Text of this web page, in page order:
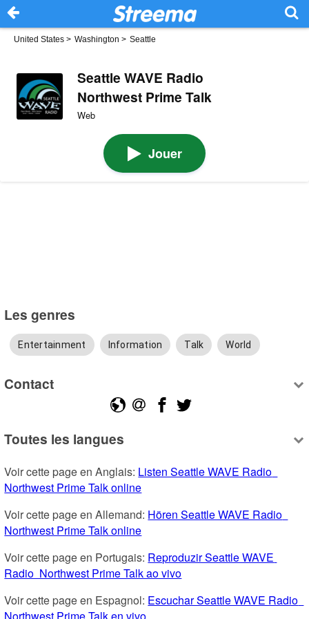
United States > Washington > Seattle
Seattle WAVE Radio
Northwest Prime Talk
Web
Jouer
Les genres
Entertainment Information Talk World
Contact
Toutes les langues
Voir cette page en Anglais: Listen Seattle WAVE Radio
Northwest Prime Talk online
Voir cette page en Allemand: Hören Seattle WAVE Radio
Northwest Prime Talk online
Voir cette page en Portugais: Reproduzir Seattle WAVE
Radio  Northwest Prime Talk ao vivo
Voir cette page en Espagnol: Escuchar Seattle WAVE Radio
Northwest Prime Talk en vivo